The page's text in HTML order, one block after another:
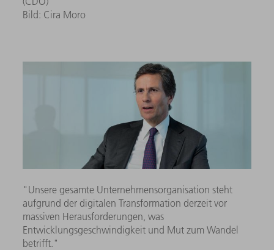
Bild: Cira Moro
"Unsere gesamte Unternehmensorganisation steht
aufgrund der digitalen Transformation derzeit vor
massiven Herausforderungen, was
Entwicklungsgeschwindigkeit und Mut zum Wandel
betrifft."